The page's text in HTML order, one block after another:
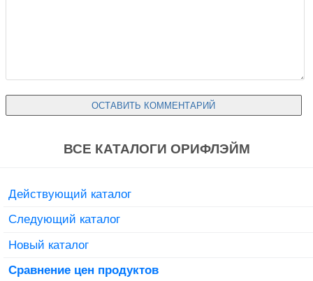
ВСЕ КАТАЛОГИ ОРИФЛЭЙМ
Действующий каталог
Следующий каталог
Новый каталог
Сравнение цен продуктов